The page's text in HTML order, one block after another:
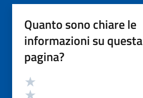
Quanto sono chiare le
informazioni su questa
pagina?
Valutazione